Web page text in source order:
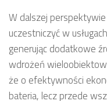
W dalszej
uczestniczyć w
generując dodatkowe
wdrożeń
że o efektywności
bateria, lecz przede